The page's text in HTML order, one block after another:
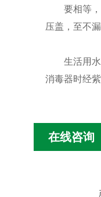
要相等，套
压盖，至不
生活用水紫
消毒器时经
在线咨询